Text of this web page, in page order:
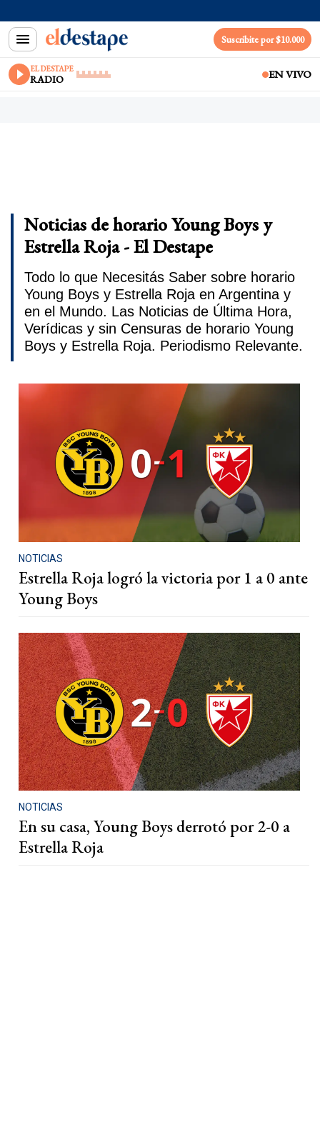
Suscribite por $10.000
EL DESTAPE
RADIO EN VIVO
Noticias de horario Young Boys y
Estrella Roja - El Destape
Todo lo que Necesitás Saber sobre horario
Young Boys y Estrella Roja en Argentina y
en el Mundo. Las Noticias de Última Hora,
Verídicas y sin Censuras de horario Young
Boys y Estrella Roja. Periodismo Relevante.
NOTICIAS
Estrella Roja logró la victoria por 1 a 0 ante
Young Boys
NOTICIAS
En su casa, Young Boys derrotó por 2-0 a
Estrella Roja